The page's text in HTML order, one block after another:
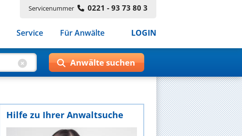
Servicenummer 0221 - 93 73 80 3
Service Für Anwälte LOGIN
Hilfe zu Ihrer Anwaltsuche